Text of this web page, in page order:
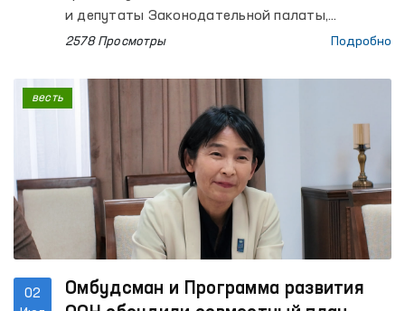
и депутаты Законодательной палаты,
Уполномоченный Олий Мажлиса по правам
Мажлиса по правам ребенка (Детский
омбудсман), судьи Верховного суда и судов
нижестоящих инстанций, Генеральный
прокурор, представители Конституционного
суда, Высшего судейского совета, Комитета по
делам семьи и женщин, Ассоциации судей,
Палаты адвокатов, заинтересованных
министерств и ведомств, правоохранительных
представители средств массовой
2578 Просмотры Подробно
02
Омбудсман и Программа развития
весть